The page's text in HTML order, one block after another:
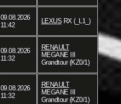
09.08.2026
11:42
LEXUS RX (_L1_)
09.08.2026
11:32
RENAULT
MEGANE III
Grandtour (KZ0/1)
09.08.2026
11:32
RENAULT
MEGANE III
Grandtour (KZ0/1)